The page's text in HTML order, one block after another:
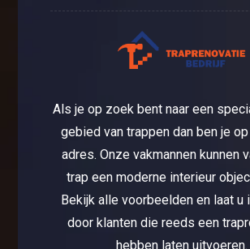
Als je op zoek bent naar een
gebied van trappen dan ben je
adres. Onze vakmannen kunnen
trap een moderne interieur
Bekijk alle voorbeelden en laat u
door klanten die reeds een
hebben laten uitvoeren.